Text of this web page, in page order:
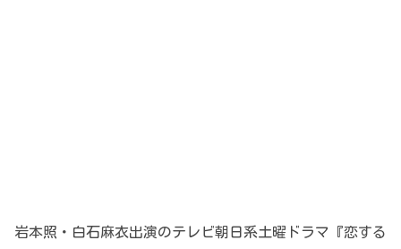
岩本照・白石麻衣出演のテレビ朝日系土曜ドラマ『恋する